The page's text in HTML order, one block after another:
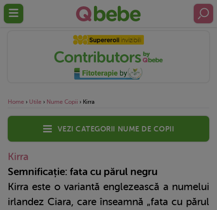
Home › Utile › Nume Copii › Kirra
Vezi categorii nume de copii
Kirra
Semnificație: fata cu părul negru
Kirra este o variantă englezească a numelui
irlandez Ciara, care înseamnă „fata cu părul